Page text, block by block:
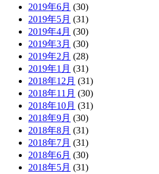
2019年6月 (30)
2019年5月 (31)
2019年4月 (30)
2019年3月 (30)
2019年2月 (28)
2019年1月 (31)
2018年12月 (31)
2018年11月 (30)
2018年10月 (31)
2018年9月 (30)
2018年8月 (31)
2018年7月 (31)
2018年6月 (30)
2018年5月 (31)